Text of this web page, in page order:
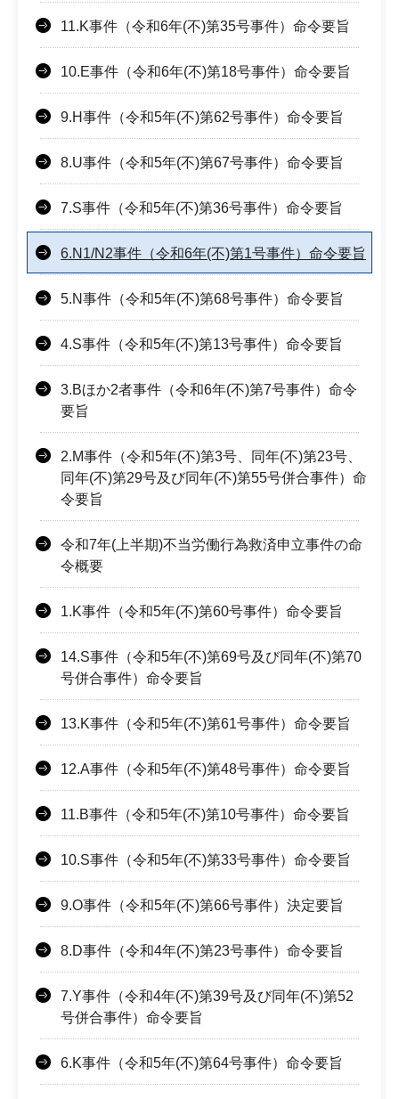
11.K事件（令和6年(不)第35号事件）命令要旨
10.E事件（令和6年(不)第18号事件）命令要旨
9.H事件（令和5年(不)第62号事件）命令要旨
8.U事件（令和5年(不)第67号事件）命令要旨
7.S事件（令和5年(不)第36号事件）命令要旨
6.N1/N2事件（令和6年(不)第1号事件）命令要旨
5.N事件（令和5年(不)第68号事件）命令要旨
4.S事件（令和5年(不)第13号事件）命令要旨
3.Bほか2者事件（令和6年(不)第7号事件）命令
要旨
2.M事件（令和5年(不)第3号、同年(不)第23号、
同年(不)第29号及び同年(不)第55号併合事件）命
令要旨
令和7年(上半期)不当労働行為救済申立事件の命
令概要
1.K事件（令和5年(不)第60号事件）命令要旨
14.S事件（令和5年(不)第69号及び同年(不)第70
号併合事件）命令要旨
13.K事件（令和5年(不)第61号事件）命令要旨
12.A事件（令和5年(不)第48号事件）命令要旨
11.B事件（令和5年(不)第10号事件）命令要旨
10.S事件（令和5年(不)第33号事件）命令要旨
9.O事件（令和5年(不)第66号事件）決定要旨
8.D事件（令和4年(不)第23号事件）命令要旨
7.Y事件（令和4年(不)第39号及び同年(不)第52
号併合事件）命令要旨
6.K事件（令和5年(不)第64号事件）命令要旨